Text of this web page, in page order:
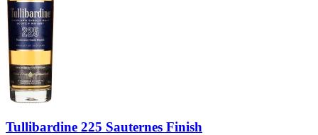
Tullibardine 225 Sauternes Finish